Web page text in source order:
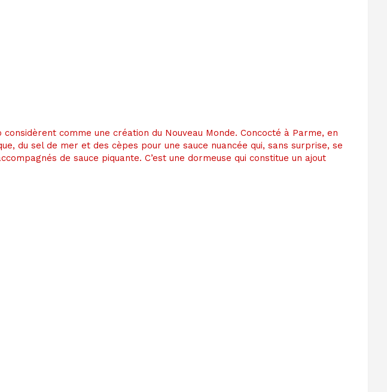
comme une création du Nouveau Monde. Concocté à Parme, en
du sel de mer et des cèpes pour une sauce nuancée qui, sans surprise, se
de sauce piquante. C’est une dormeuse qui constitue un ajout